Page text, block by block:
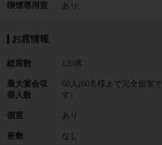
喫煙専用室 あり
お席情報
総席数 120席
最大宴会収
容人数
60人(60名様まで完全個室
す)
個室 あり
座敷 なし